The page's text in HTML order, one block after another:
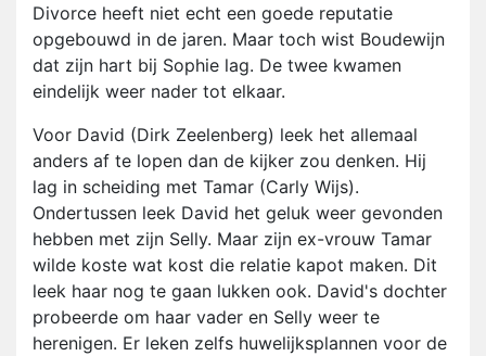
Divorce heeft niet echt een goede reputatie
opgebouwd in de jaren. Maar toch wist Boudewijn
dat zijn hart bij Sophie lag. De twee kwamen
eindelijk weer nader tot elkaar.
Voor David (Dirk Zeelenberg) leek het allemaal
anders af te lopen dan de kijker zou denken. Hij
lag in scheiding met Tamar (Carly Wijs).
Ondertussen leek David het geluk weer gevonden
hebben met zijn Selly. Maar zijn ex-vrouw Tamar
wilde koste wat kost die relatie kapot maken. Dit
leek haar nog te gaan lukken ook. David's dochter
probeerde om haar vader en Selly weer te
herenigen. Er leken zelfs huwelijksplannen voor de